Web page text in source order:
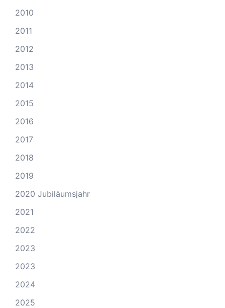
2010
2011
2012
2013
2014
2015
2016
2017
2018
2019
2020 Jubiläumsjahr
2021
2022
2023
2023
2024
2025